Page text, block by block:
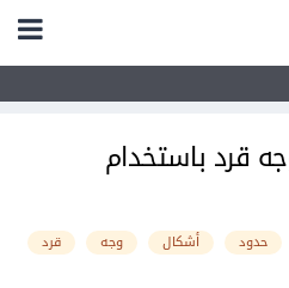
قرد باستخدام
حدود أشكال وجه
قرد